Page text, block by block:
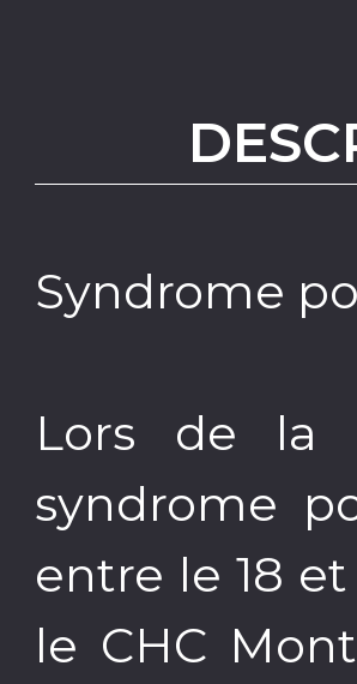
Syndrome
Lors de la
syndrome
entre le 18
le CHC